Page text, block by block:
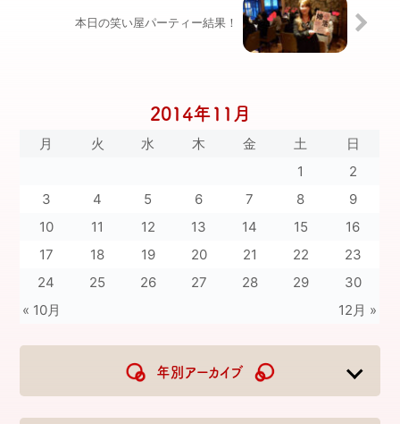
本日の笑い屋パーティー結果！
2014年11月
月 火 水 木 金 土 日
« 10月 12月 »
1
2
3
4 5 6 7 8
9
10
11 12 13 14 15
16
17
18 19 20 21 22
23
24
25 26 27 28 29 30
年別アーカイブ